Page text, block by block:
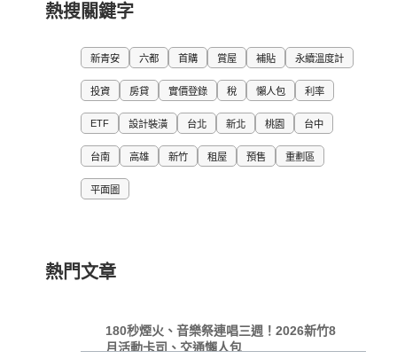
熱搜關鍵字
新青安 六都 首購 賞屋 補貼 永續溫度計
投資 房貸 實價登錄 稅 懶人包 利率
ETF 設計裝潢 台北 新北 桃園 台中
台南 高雄 新竹 租屋 預售 重劃區
平面圖
熱門文章
180秒煙火、音樂祭連唱三週！2026新竹8
月活動卡司、交通懶人包